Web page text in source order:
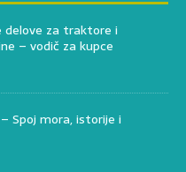
delove za traktore i
– vodič za kupce
Spoj mora, istorije i